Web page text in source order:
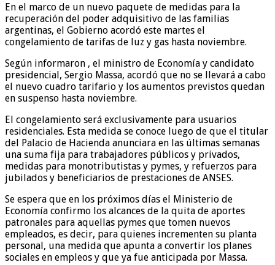
En el marco de un nuevo paquete de medidas para la
recuperación del poder adquisitivo de las familias
argentinas, el Gobierno acordó este martes el
congelamiento de tarifas de luz y gas hasta noviembre.
Según informaron , el ministro de Economía y candidato
presidencial, Sergio Massa, acordó que no se llevará a cabo
el nuevo cuadro tarifario y los aumentos previstos quedan
en suspenso hasta noviembre.
El congelamiento será exclusivamente para usuarios
residenciales. Esta medida se conoce luego de que el titular
del Palacio de Hacienda anunciara en las últimas semanas
una suma fija para trabajadores públicos y privados,
medidas para monotributistas y pymes, y refuerzos para
jubilados y beneficiarios de prestaciones de ANSES.
Se espera que en los próximos días el Ministerio de
Economía confirmo los alcances de la quita de aportes
patronales para aquellas pymes que tomen nuevos
empleados, es decir, para quienes incrementen su planta
personal, una medida que apunta a convertir los planes
sociales en empleos y que ya fue anticipada por Massa.